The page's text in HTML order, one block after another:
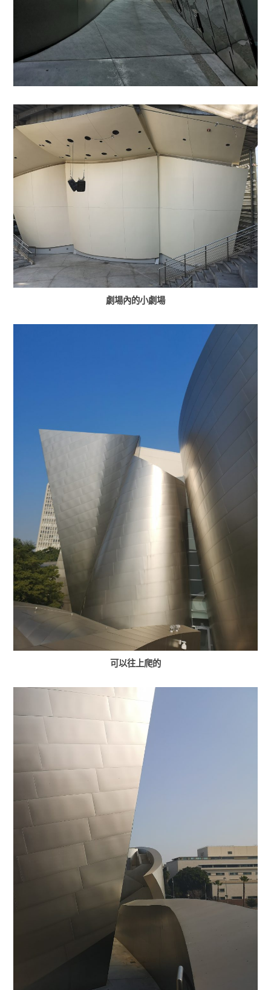
劇場內的小劇場
可以往上爬的